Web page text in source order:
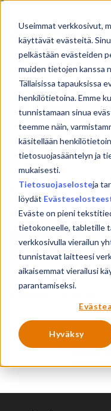
Useimmat verkkosivut,
käyttävät evästeitä.
pelkästään evästeiden
muiden tietojen kanssa
Tällaisissa tapauksissa
henkilötietoina. Emme
tunnistamaan sinua
teemme näin,
käsitellään
tietosuojasääntelyn ja
mukaisesti.
Tietosuojaselosteja
löydät
Eväste on pieni
tietokoneelle, tabletille
verkkosivulla vierailun
tunnistavat laitteesi
aikaisemmat vierailusi
parantamiseksi.
Hyväksy
Skip
content
VSCode
Show
Search:
NIMI PVM
No